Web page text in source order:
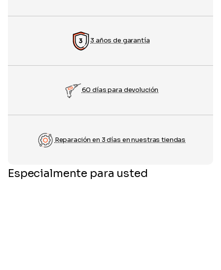
3 años de garantía
60 días para devolución
Reparación en 3 días en nuestras tiendas
Especialmente para usted